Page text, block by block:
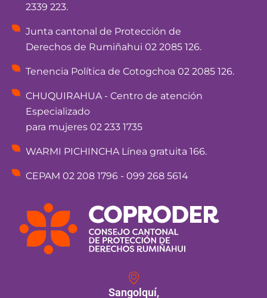
2339 223.
Junta cantonal de Protección de
Derechos de Rumiñahui 02 2085 126.
Tenencia Política de Cotogchoa 02 2085 126.
CHUQUIRAHUA - Centro de atención
Especializado
para mujeres 02 233 1735
WARMI PICHINCHA Línea gratuita 166.
CEPAM 02 208 1796 - 099 268 5614
Sangolquí,